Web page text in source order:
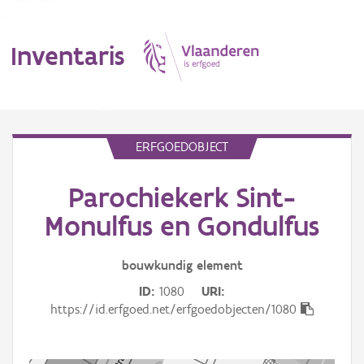
Inventaris
Erfgoedobject
Aanduidingsobject
ERFGOEDOBJECT
Parochiekerk Sint-
Monulfus en Gondulfus
bouwkundig element
ID 1080
URI
https://id.erfgoed.net/erfgoedobjecten/1080